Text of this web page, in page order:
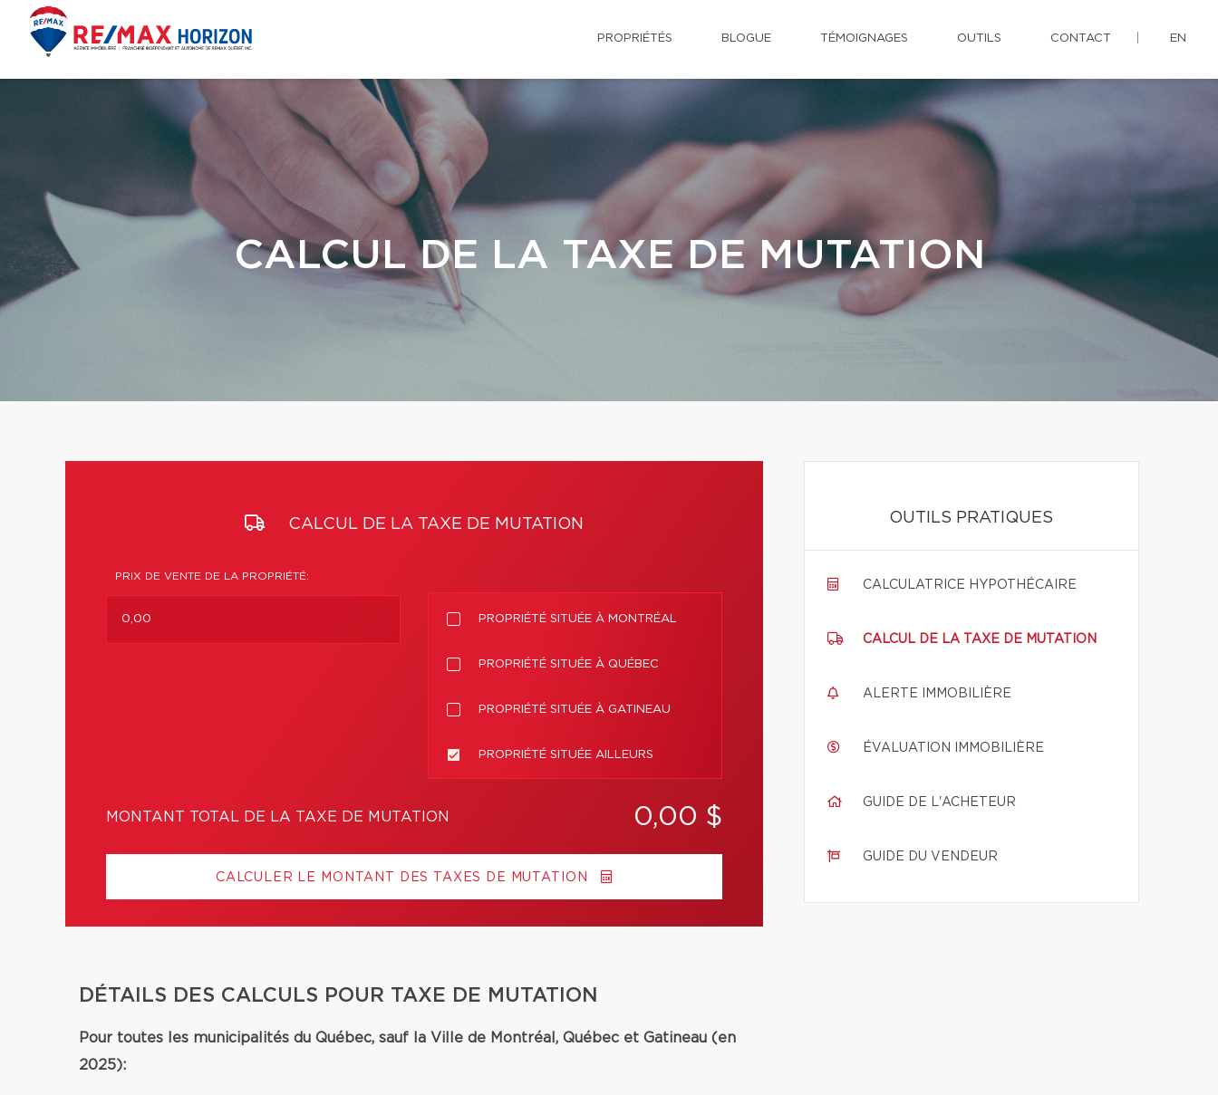
PROPRIÉTÉS BLOGUE TÉMOIGNAGES OUTILS CONTACT EN
CALCUL DE LA TAXE DE MUTATION
CALCUL DE LA TAXE DE MUTATION
PRIX DE VENTE DE LA PROPRIÉTÉ:
PROPRIÉTÉ SITUÉE À MONTRÉAL
PROPRIÉTÉ SITUÉE À QUÉBEC
PROPRIÉTÉ SITUÉE À GATINEAU
PROPRIÉTÉ SITUÉE AILLEURS
MONTANT TOTAL DE LA TAXE DE MUTATION 0,00 $
CALCULER LE MONTANT DES TAXES DE MUTATION
DÉTAILS DES CALCULS POUR TAXE DE MUTATION
Pour toutes les municipalités du Québec, sauf la Ville de Montréal, Québec et Gatineau (en
2025):
OUTILS PRATIQUES
CALCULATRICE HYPOTHÉCAIRE
CALCUL DE LA TAXE DE MUTATION
ALERTE IMMOBILIÈRE
ÉVALUATION IMMOBILIÈRE
GUIDE DE L'ACHETEUR
GUIDE DU VENDEUR